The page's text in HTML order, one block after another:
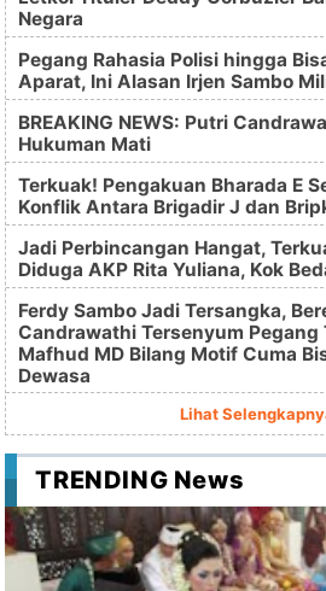
Negara
Pegang Rahasia Polisi hingga
Aparat, Ini Alasan Irjen Sambo
BREAKING NEWS: Putri
Hukuman Mati
Terkuak! Pengakuan Bharada E
Konflik Antara Brigadir J dan
Jadi Perbincangan Hangat,
Diduga AKP Rita Yuliana, Kok
Ferdy Sambo Jadi Tersangka,
Candrawathi Tersenyum Pegang
Mafhud MD Bilang Motif Cuma
Dewasa
Lihat
TRENDING News